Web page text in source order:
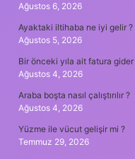
Ağustos 6, 2026
Ayaktaki iltihaba ne iyi gelir ?
Ağustos 5, 2026
Bir önceki yıla ait fatura gider
Ağustos 4, 2026
Araba boşta nasıl çalıştırılır ?
Ağustos 4, 2026
Yüzme ile vücut gelişir mi ?
Temmuz 29, 2026